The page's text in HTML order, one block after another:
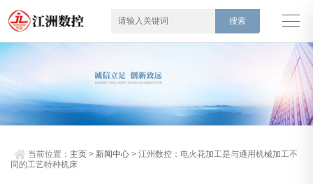
当前位置： 主页 > 新闻中心 > 江州数控：电火花加工是与通用机械加工不
同的工艺特种机床